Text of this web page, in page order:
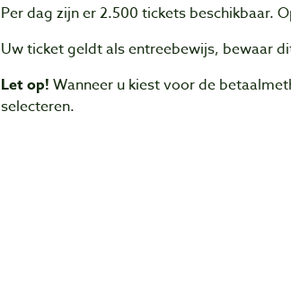
Per dag zijn er 2.500 tickets beschikbaar.
Uw ticket geldt als entreebewijs, bewaar
Let op! Wanneer u kiest voor de
selecteren.